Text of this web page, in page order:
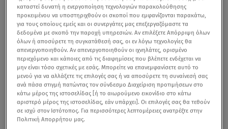
Η ανάρτηση του πρωθυπουργού Κ. Μητσοτάκη με την οποία ζητάει
καταστεί δυνατή η ενεργοποίηση τεχνολογιών παρακολούθησης
προκειμένου να υποστηριχθούν οι σκοποί που εμφανίζονται παρακάτω,
για τους οποίους εμείς και οι συνεργάτες μας επεξεργαζόμαστε τα
δεδομένα με σκοπό την παροχή υπηρεσιών. Αν επιλέξετε Απόρριψη όλων
όλων ή αποσύρετε τη συγκατάθεσή σας, οι εν λόγω τεχνολογίες θα
απενεργοποιηθούν. Αν απενεργοποιηθούν οι ιχνηλάτες, ορισμένο
περιεχόμενο και κάποιες από τις διαφημίσεις που βλέπετε ενδέχεται να
μην είναι τόσο σχετικές με εσάς. Μπορείτε να επανεμφανίσετε αυτό το
μενού για να αλλάξετε τις επιλογές σας ή να αποσύρετε τη συναίνεσή σας
ανά πάσα στιγμή πατώντας τον σύνδεσμο Διαχείριση προτιμήσεων στο
κάτω μέρος της ιστοσελίδας [ή το αιωρούμενο εικονίδιο στο κάτω
αριστερό μέρος της ιστοσελίδας, εάν υπάρχει]. Οι επιλογές σας θα τεθούν
σε ισχύ στον Ιστότοπος. Για περισσότερες λεπτομέρειες ανατρέξτε στην
Πολιτική Απορρήτου μας.